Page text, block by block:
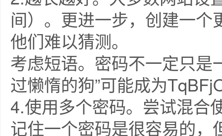
间）。更进一步，创建一
他们难以猜测。
考虑短语。密码不一定只是
过懒惰的狗”可能成为
4.使用多个密码。尝试混合
记住一个密码是很容易的